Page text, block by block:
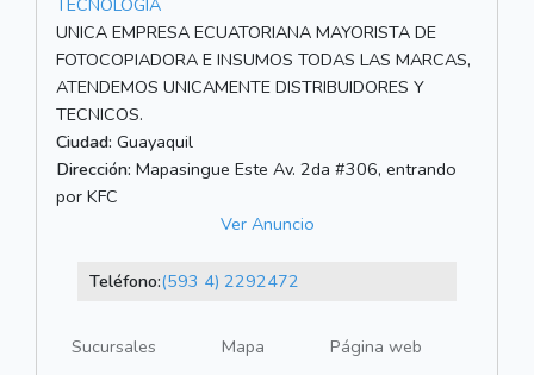
UNICA EMPRESA ECUATORIANA MAYORISTA DE
FOTOCOPIADORA E INSUMOS TODAS LAS MARCAS,
ATENDEMOS UNICAMENTE DISTRIBUIDORES Y
TECNICOS.
Ciudad: Guayaquil
Dirección: Mapasingue Este Av. 2da #306, entrando
por KFC
Ver Anuncio
Teléfono:(593 4) 2292472
Sucursales Mapa
Página web